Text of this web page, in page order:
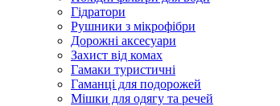
Гідратори
Рушники з мікрофібри
Дорожні аксесуари
Захист від комах
Гамаки туристичні
Гаманці для подорожей
Мішки для одягу та речей